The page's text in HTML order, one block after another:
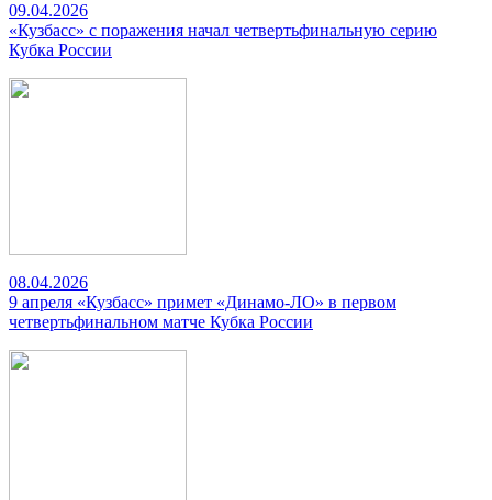
09.04.2026
«Кузбасс» с поражения начал четвертьфинальную серию
Кубка России
08.04.2026
9 апреля «Кузбасс» примет «Динамо-ЛО» в первом
четвертьфинальном матче Кубка России